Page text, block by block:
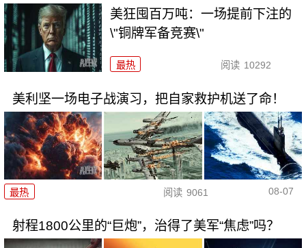
美狂囤百万吨：一场提前下注的
\"铜牌军备竞赛\"
最热 阅读 10292
美利坚一场电子战演习，把自家救护机送了命！
最热 阅读 9061 08-07
射程1800公里的“巨炮”，治得了美军“焦虑”吗？